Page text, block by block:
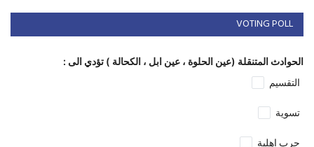
VOTING POLL
الحوادث المتنقلة (عين الحلوة ، عين ابل ، الكحالة ) تؤدي الى :
التقسيم
تسوية